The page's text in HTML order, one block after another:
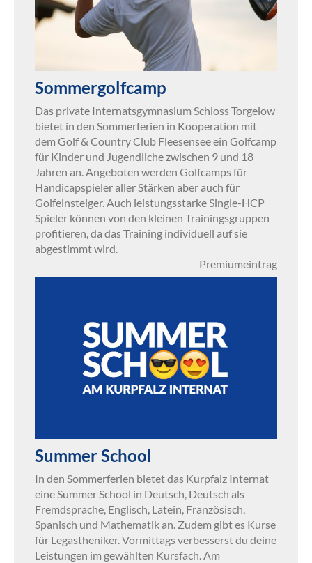
Sommergolfcamp
Das private Internatsgymnasium Schloss Torgelow
bietet in den Sommerferien in Kooperation mit
dem Golf & Country Club Fleesensee ein Golfcamp
für Kinder und Jugendliche zwischen 9 und 18
Jahren an. Angeboten werden Golfcamps für
Handicapspieler aller Stärken aber auch für
Golfeinsteiger. Auch leistungsstarke Single-HCP
Spieler können von den kleinen Trainingsgruppen
profitieren, da das Training individuell auf sie
abgestimmt wird.
Premiumeintrag
Summer School
In den Sommerferien bietet das Kurpfalz Internat
eine Summer School in Deutsch, Deutsch als
Fremdsprache, Englisch, Latein, Französisch,
Spanisch und Mathematik an. Zudem gibt es Kurse
für Legastheniker. Vormittags verbesserst du deine
Leistungen im gewählten Kursfach. Am